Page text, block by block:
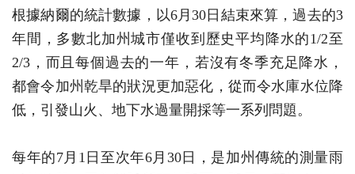
根據納爾的統計數據，以6月30日結束來算，過去的3
年間，多數北加州城市僅收到歷史平均降水的1/2至
2/3，而且每個過去的一年，若沒有冬季充足降水，
都會令加州乾旱的狀況更加惡化，從而令水庫水位降
低，引發山火、地下水過量開採等一系列問題。
每年的7月1日至次年6月30日，是加州傳統的測量雨